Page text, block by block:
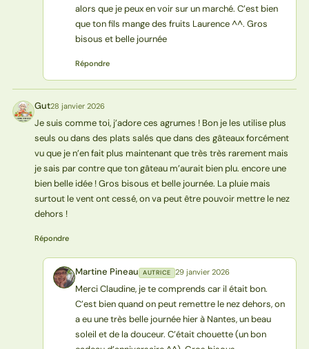
alors que je peux en voir sur un marché. C’est bien
que ton fils mange des fruits Laurence ^^. Gros
bisous et belle journée
Répondre
G Gut28 janvier 2026
Je suis comme toi, j’adore ces agrumes ! Bon je les utilise plus
seuls ou dans des plats salés que dans des gâteaux forcément
vu que je n’en fait plus maintenant que très très rarement mais
je sais par contre que ton gâteau m’aurait bien plu. encore une
bien belle idée ! Gros bisous et belle journée. La pluie mais
surtout le vent ont cessé, on va peut être pouvoir mettre le nez
dehors !
Répondre
MP Martine Pineau AUTRICE 29 janvier 2026
Merci Claudine, je te comprends car il était bon.
C’est bien quand on peut remettre le nez dehors, on
a eu une très belle journée hier à Nantes, un beau
soleil et de la douceur. C’était chouette (un bon